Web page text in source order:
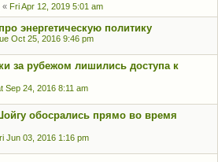
« Fri Apr 12, 2019 5:01 am
энергетическую политику
Oct 25, 2016 9:46 pm
за рубежом лишились доступа к
Sep 24, 2016 8:11 am
обосрались прямо во время
Jun 03, 2016 1:16 pm